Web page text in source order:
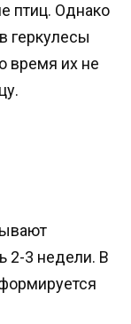
птиц. Однако
геркулесы
время их не
2-3 недели. В